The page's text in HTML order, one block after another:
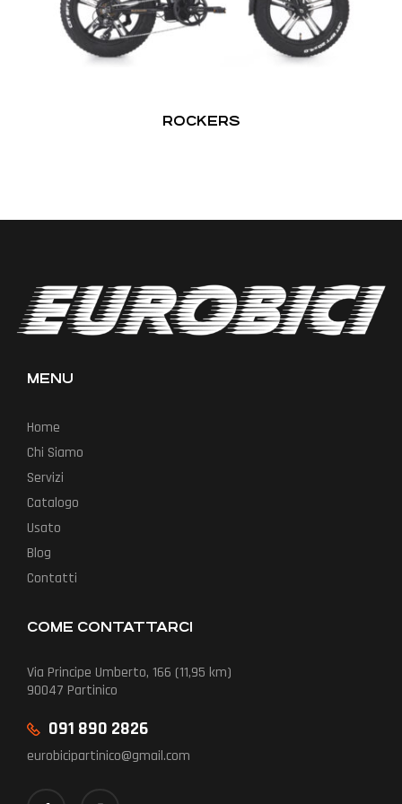
ROCKERS
MENU
Home
Chi Siamo
Servizi
Catalogo
Usato
Blog
Contatti
COME CONTATTARCI
Via Principe Umberto, 166 (11,95 km)
90047 Partinico
091 890 2826
eurobicipartinico@gmail.com